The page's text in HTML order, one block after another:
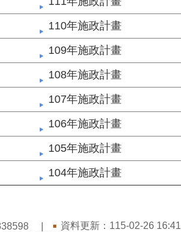
110年施政計畫
109年施政計畫
108年施政計畫
107年施政計畫
106年施政計畫
105年施政計畫
104年施政計畫
資料更新：115-02-26 16:41